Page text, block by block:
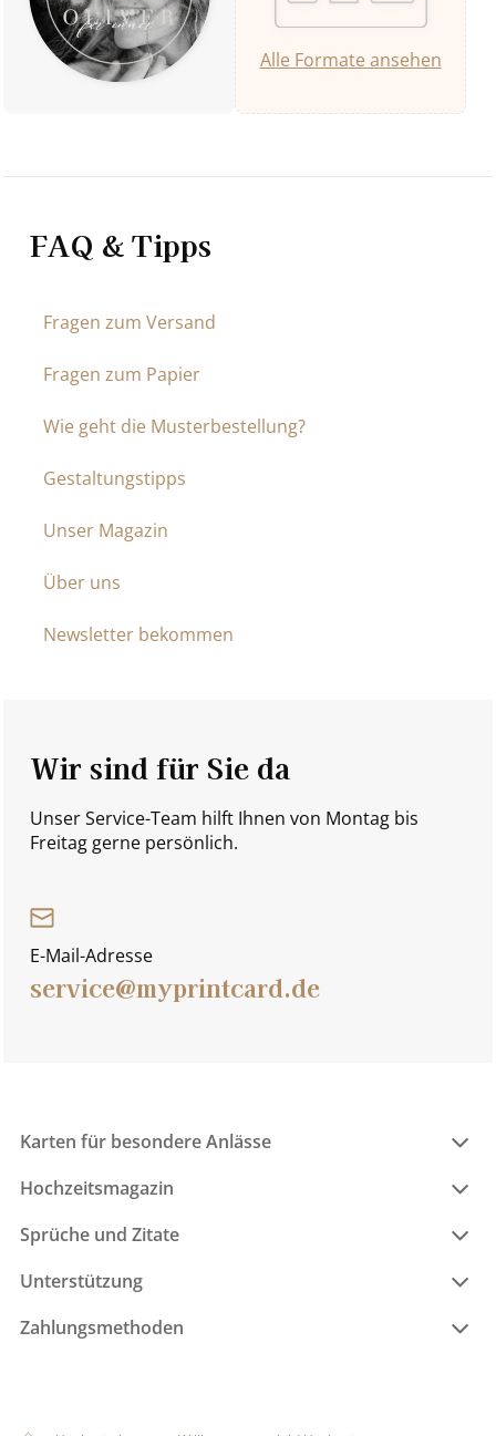
Alle Formate ansehen
FAQ & Tipps
Fragen zum Versand
Fragen zum Papier
Wie geht die Musterbestellung?
Gestaltungstipps
Unser Magazin
Über uns
Newsletter bekommen
Wir sind für Sie da
Unser Service-Team hilft Ihnen von Montag bis
Freitag gerne persönlich.
E-Mail-Adresse
service@myprintcard.de
Karten für besondere Anlässe
Hochzeitsmagazin
Sprüche und Zitate
Unterstützung
Zahlungsmethoden